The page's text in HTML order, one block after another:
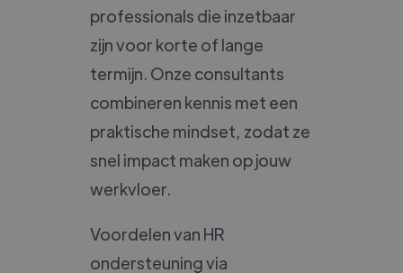
professionals die inzetbaar
zijn voor korte of lange
termijn. Onze consultants
combineren kennis met een
praktische mindset, zodat ze
snel impact maken op jouw
werkvloer.
Voordelen van HR
ondersteuning via